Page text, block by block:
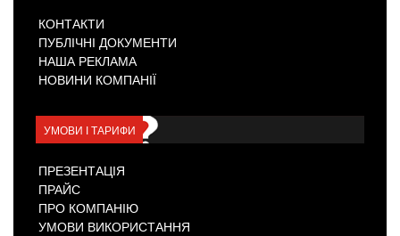
КОНТАКТИ
ПУБЛІЧНІ ДОКУМЕНТИ
НАША РЕКЛАМА
НОВИНИ КОМПАНІЇ
УМОВИ І ТАРИФИ
ПРЕЗЕНТАЦІЯ
ПРАЙС
ПРО КОМПАНІЮ
УМОВИ ВИКОРИСТАННЯ